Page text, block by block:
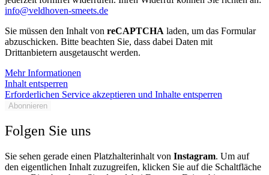
info@veldhoven-smeets.de
Sie müssen den Inhalt von reCAPTCHA laden, um das Formular
abzuschicken. Bitte beachten Sie, dass dabei Daten mit
Drittanbietern ausgetauscht werden.
Mehr Informationen
Inhalt entsperren
Erforderlichen Service akzeptieren und Inhalte entsperren
Abonnieren
Folgen Sie uns
Sie sehen gerade einen Platzhalterinhalt von Instagram. Um auf
den eigentlichen Inhalt zuzugreifen, klicken Sie auf die Schaltfläche